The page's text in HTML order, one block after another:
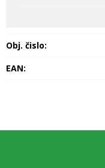
Obj. čislo:
EAN: